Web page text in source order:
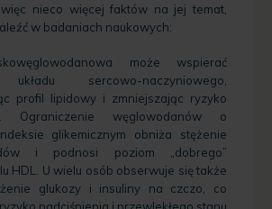
więc nieco więcej faktów na jej temat,
w badaniach naukowych:
może wspierać
sercowo-naczyniowego,
profil lipidowy i zmniejszając ryzyko
Ograniczenie węglowodanów o
glikemicznym obniża stężenie
i podnosi poziom „dobrego”
HDL. U wielu osób obserwuje się także
glukozy i insuliny na czczo, co